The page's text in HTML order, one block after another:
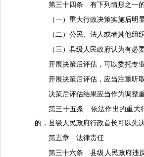
第三十四条 有下列情形之一
（一）重大行政决策实施后明
（二）公民、法人或者其他组
（三）县级人民政府认为有必要
开展决策后评估，可以委托专
开展决策后评估，应当注重听
决策后评估结果应当作为调整
第三十五条 依法作出的重大
的，县级人民政府行政首长可以先
第五章 法律责任
第三十六条 县级人民政府违